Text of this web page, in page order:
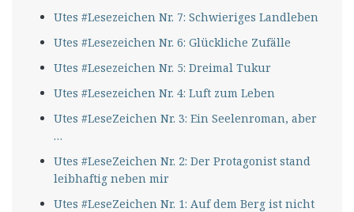
Utes #Lesezeichen Nr. 7: Schwieriges Landleben
Utes #Lesezeichen Nr. 6: Glückliche Zufälle
Utes #Lesezeichen Nr. 5: Dreimal Tukur
Utes #Lesezeichen Nr. 4: Luft zum Leben
Utes #LeseZeichen Nr. 3: Ein Seelenroman, aber
…
Utes #LeseZeichen Nr. 2: Der Protagonist stand
leibhaftig neben mir
Utes #LeseZeichen Nr. 1: Auf dem Berg ist nicht